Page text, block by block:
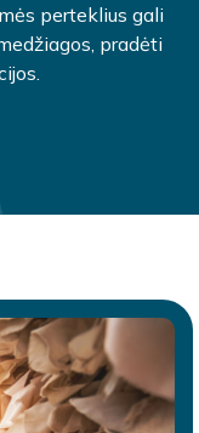
perteklius gali
pradėti